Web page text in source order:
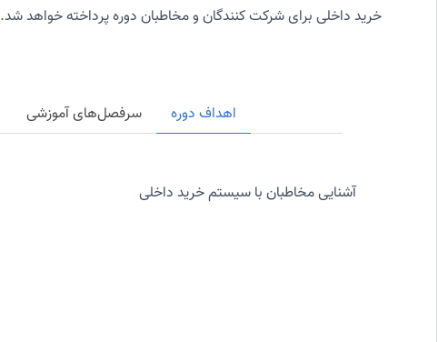
خرید داخلی برای شرکت کنندگان و مخاطبان دوره پرداخته خواهد شد.
اهداف دوره سرفصل‌های آموزشی
آشنایی مخاطبان با سیستم خرید داخلی